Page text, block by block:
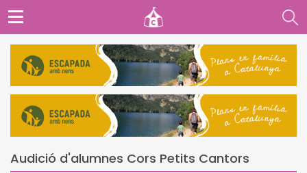
Audició d'alumnes Cors Petits Cantors